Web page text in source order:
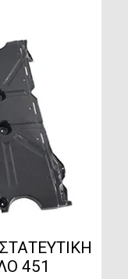
451